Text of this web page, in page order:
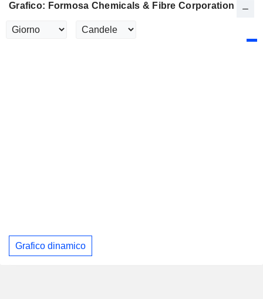
Grafico: Formosa Chemicals & Fibre Corporation
Grafico dinamico